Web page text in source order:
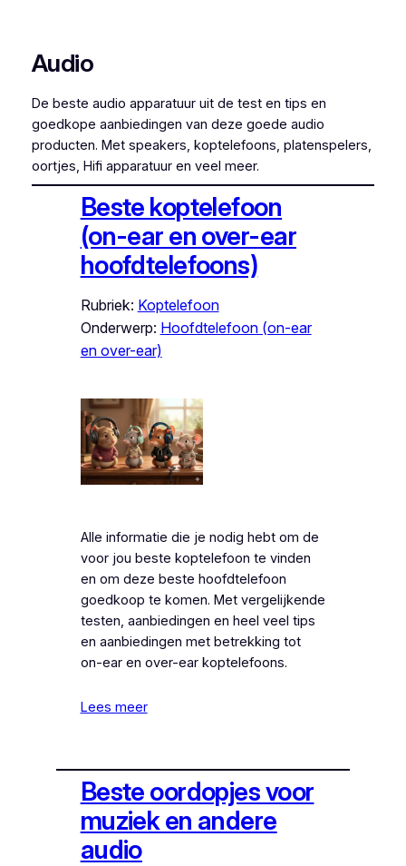
Audio
De beste audio apparatuur uit de test en tips en
goedkope aanbiedingen van deze goede audio
producten. Met speakers, koptelefoons, platenspelers,
oortjes, Hifi apparatuur en veel meer.
Beste koptelefoon
(on-ear en over-ear
hoofdtelefoons)
Rubriek: Koptelefoon
Onderwerp: Hoofdtelefoon (on-ear
en over-ear)
Alle informatie die je nodig hebt om de
voor jou beste koptelefoon te vinden
en om deze beste hoofdtelefoon
goedkoop te komen. Met vergelijkende
testen, aanbiedingen en heel veel tips
en aanbiedingen met betrekking tot
on-ear en over-ear koptelefoons.
Lees meer
Beste oordopjes voor
muziek en andere
audio